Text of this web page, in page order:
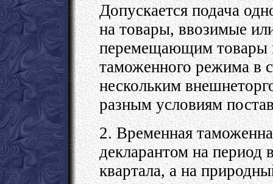
Допускается подача
на товары, ввозимые
перемещающим товары
таможенного режима в
нескольким
разным условиям
2. Временная
декларантом на
квартала, а на